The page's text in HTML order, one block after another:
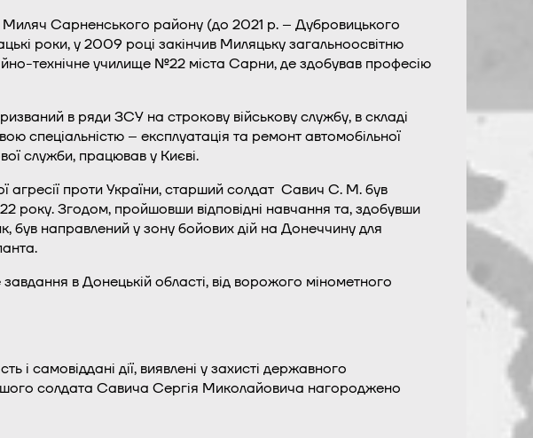
Миляч Сарненського району (до 2021 р. – Дубровицького
роки, у 2009 році закінчив Миляцьку загальноосвітню
технічне училище №22 міста Сарни, де здобував професію
в ряди ЗСУ на строкову військову службу, в складі
спеціальністю – експлуатація та ремонт автомобільної
служби, працював у Києві.
агресії проти України, старший солдат Савич С. М. був
року. Згодом, пройшовши відповідні навчання та, здобувши
був направлений у зону бойових дій на Донеччину для
в Донецькій області, від ворожого мінометного
самовіддані дії, виявлені у захисті державного
солдата Савича Сергія Миколайовича нагороджено